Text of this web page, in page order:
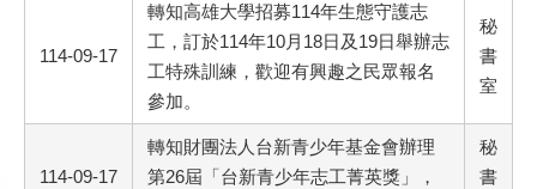
114-09-17
轉知高雄大學招募114年生態守護志
工，訂於114年10月18日及19日舉辦志
工特殊訓練，歡迎有興趣之民眾報名
參加。
秘
書
室
114-09-17
轉知財團法人台新青少年基金會辦理
第26屆「台新青少年志工菁英獎」，
秘
書